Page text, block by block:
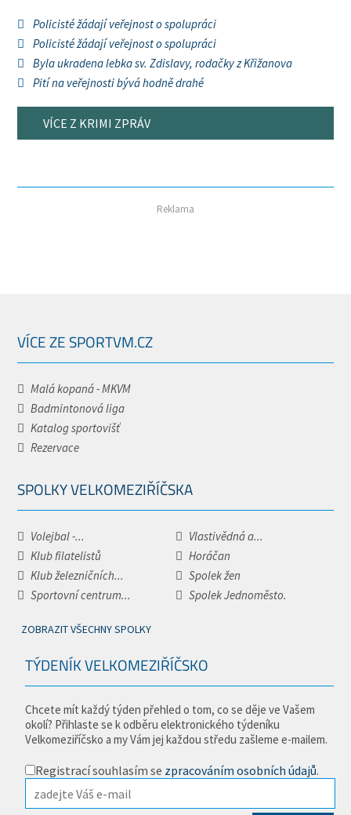
Policisté žádají veřejnost o spolupráci
Policisté žádají veřejnost o spolupráci
Byla ukradena lebka sv. Zdislavy, rodačky z Křižanova
Pití na veřejnosti bývá hodně drahé
VÍCE Z KRIMI ZPRÁV
Reklama
VÍCE ZE SPORTVM.CZ
Malá kopaná - MKVM
Badmintonová liga
Katalog sportovišť
Rezervace
SPOLKY VELKOMEZIŘÍČSKA
Volejbal -...
Vlastivědná a...
Klub filatelistů
Horáčan
Klub železničních...
Spolek žen
Sportovní centrum...
Spolek Jednoměsto.
ZOBRAZIT VŠECHNY SPOLKY
TÝDENÍK VELKOMEZIŘÍČSKO
Chcete mít každý týden přehled o tom, co se děje ve Vašem
okolí? Přihlaste se k odběru elektronického týdeníku
Velkomeziříčsko a my Vám jej každou středu zašleme e-mailem.
Registrací souhlasím se zpracováním osobních údajů.